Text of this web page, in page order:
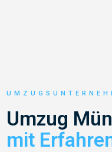
Umzug
mit